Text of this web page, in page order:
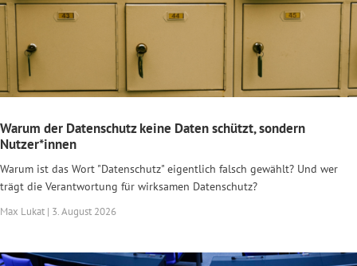
Warum der Datenschutz keine Daten schützt, sondern
Nutzer*innen
Warum ist das Wort "Datenschutz" eigentlich falsch gewählt? Und wer
trägt die Verantwortung für wirksamen Datenschutz?
Max Lukat | 3. August 2026